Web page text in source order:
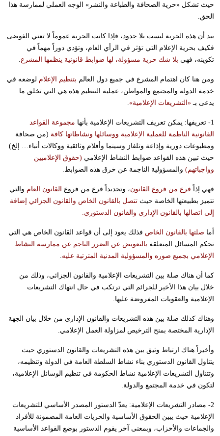
حيث تشكل «حرية الصحافة والطباعة والنشر» الوجه العملي لممارسة هذا
الحق.
بيد أن هذه الحرية ليست بلا حدود، فإذا كانت الحرية عموماً لا تعني الفوضى
فكيف بحرية الإعلام التي تؤثر في الرأي العام، وتؤدي دوراً مهماً في
تكوينه، فهي بلا شك حرية مسؤولة، لها ضوابط قانونية ينظمها المشرع.
ومن هنا كان اهتمام المشرع في جميع دول العالم بتنظيم الإعلام لوضعه في
خدمة الدولة والمجتمع والمواطن، عملية التنظيم هذه هي التي تخلق ما
يدعى بـ «التشريعات الإعلامية».
1- تعريفها: يمكن تعريف التشريعات الإعلامية بأنها
مجموعة القواعد
القانونية الناظمة للعملية الإعلامية ووسائلها ونشاطاتها كافة (من صحافة
ومطبوعات دورية وإذاعة وتلفاز وسينما وأفلام وثائقية ووكالات أنباء… إلخ)
حيث تبين هذه القواعد ضوابط النشاط الإعلامي (حقوق الإعلاميين
وواجباتهم) والمسؤولية الناجمة عن خرق هذه الضوابط.
فهي إذاً فرع من فروع القانون، وتحديداً فرع من فروع القانون العام والتي
تتميز بطبيعتها الخاصة حيث تتصل بالقانون الخاص والقانون الجزائي إضافة
إلى اتصالها بالقانون الإداري والقانون الدستوري.
أما صلتها بالقانون الخاص فذلك يعود إلى أن قواعد القانون الخاص هي التي
تحكم المسائل المتعلقة بالتعويض عن الضرر الناجم عن ممارسة النشاط
الإعلامي بجميع صوره والمسؤولية المدنية المترتبة عليه.
كما أن هناك صلة بين التشريعات الإعلامية والقانون الجزائي، وذلك من
خلال بيان هذا الأخير للجرائم التي ترتكب في حال انتهاك التشريعات
الإعلامية والعقوبات المفروضة عليها.
وهناك كذلك صلة بين هذه التشريعات والقانون الإداري من خلال بيان الجهة
الإدارية المختصة بمنح الترخيص لمزاولة العمل الإعلامي.
وأخيراً هناك ارتباط وثيق بين هذه التشريعات والقانون الدستوري حيث
يتناول القانون الدستوري بناء نشاط السلطة العامة في الدولة وتنظيمه،
وتتناول التشريعات الإعلامية نشاط الحكومة في تنظيم الوسائل الإعلامية،
لتكون في خدمة المجتمع والدولة.
2- مصادر التشريعات الإعلامية: يعدّ الدستور المصدر الأساسي للتشريعات
الإعلامية حيث يبين الحقوق الأساسية والحريات العامة المضمونة للأفراد
والجماعات والأحزاب، وبمعنى آخر يقوم الدستور بوضع القواعد الأساسية